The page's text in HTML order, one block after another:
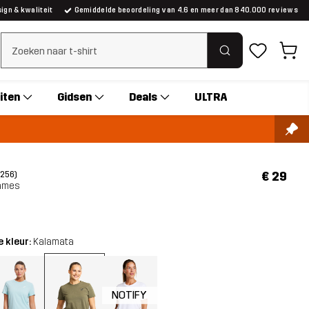
& kwaliteit Gemiddelde beoordeling van 4.6 en meer dan 840.000 reviews
Zoeken wissen
Gidsen Deals ULTRA
€ 29
kleur: Kalamata
NOTIFY